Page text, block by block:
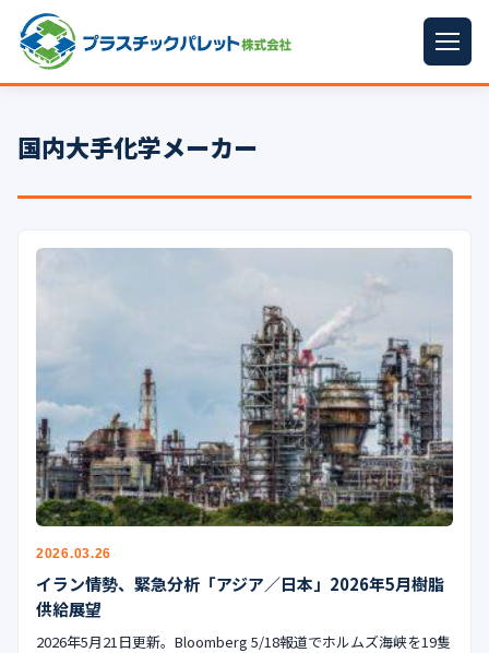
パレットサイズ
プラパレット ▼
コンテナ ▼
梱包資材
イラン情勢まとめ ▼
公式ブログ
会社案内
🇺🇸 🇹🇼 🇻🇳
国内大手化学メーカー
2026.03.26
イラン情勢、緊急分析「アジア／日本」2026年5月樹脂
供給展望
2026年5月21日更新。Bloomberg 5/18報道でホルムズ海峡を19隻